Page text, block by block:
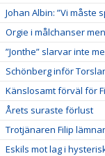
Johan Albin: ”Vi måste
Orgie i målchanser
”Jonthe” slarvar inte
Schönberg inför
Känslosamt förväl för
Årets suraste förlust
Trotjänaren Filip
Eskils mot lag i